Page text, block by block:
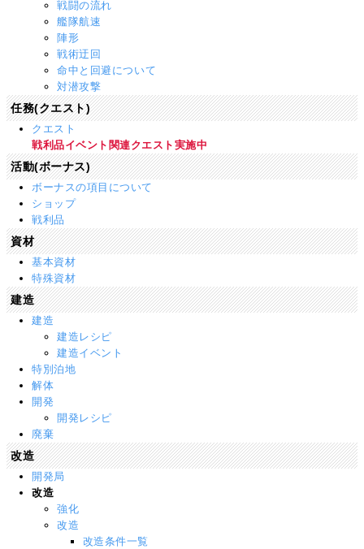
戦闘の流れ
艦隊航速
陣形
戦術迂回
命中と回避について
対潜攻撃
任務(クエスト)
クエスト
戦利品イベント関連クエスト実施中
活動(ボーナス)
ボーナスの項目について
ショップ
戦利品
資材
基本資材
特殊資材
建造
建造
建造レシピ
建造イベント
特別泊地
解体
開発
開発レシピ
廃棄
改造
開発局
改造
強化
改造
改造条件一覧